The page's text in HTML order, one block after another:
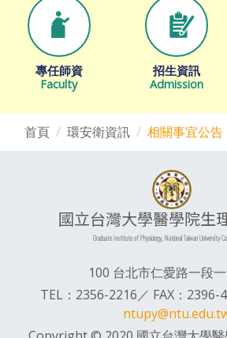
專任師資
Faculty
招生資訊
Admission
首頁 環安衛資訊 相關事宜公告
國立台灣大學醫學院生
Graduate Institute of Physiology, National Taiwan University
100 台北市仁愛路一段
TEL：2356-2216／ FAX：2396-